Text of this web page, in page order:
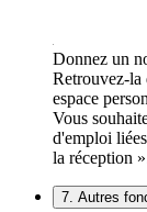
Donnez un
Retrouvez-la
espace
Vous
d'emploi
la réception
7. Autres